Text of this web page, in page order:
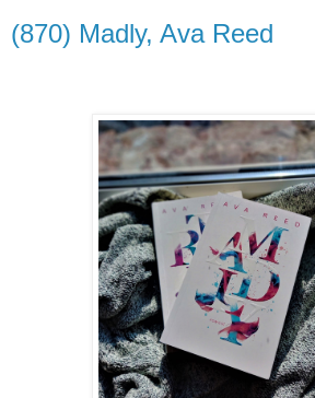
(870) Madly, Ava Reed